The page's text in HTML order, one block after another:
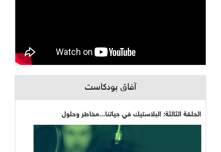
آفاق بودكاست
الحلقة الثالثة: البلاستيك في حياتنا...مخاطر وحلول